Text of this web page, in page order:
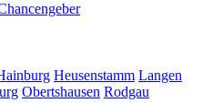
Heusenstamm Langen
Obertshausen Rodgau